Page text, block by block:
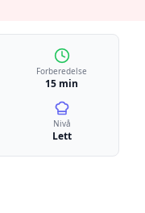
Forberedelse
15 min
Nivå
Lett